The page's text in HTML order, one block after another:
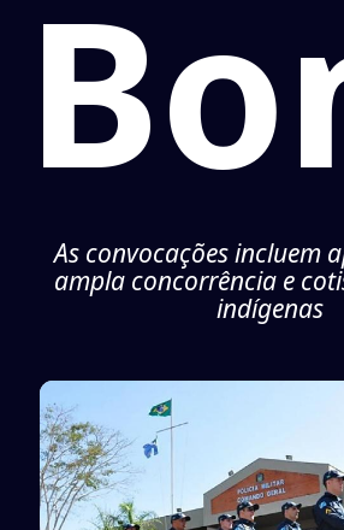
As convocações incluem
ampla concorrência e
indígenas